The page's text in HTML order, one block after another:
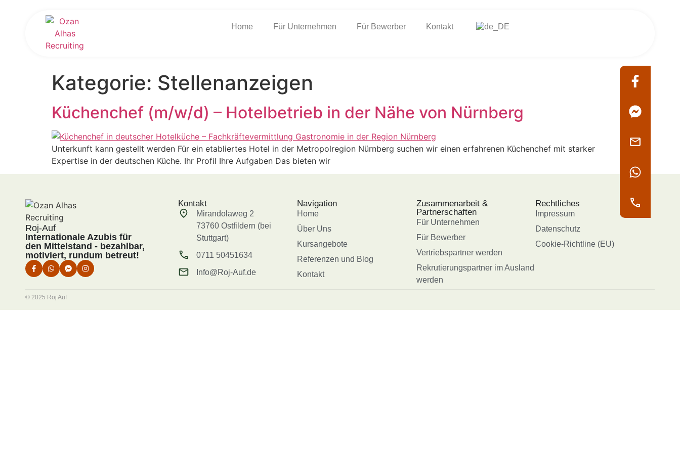
Home Für Unternehmen Für Bewerber Kontakt
Kategorie: Stellenanzeigen
Küchenchef (m/w/d) – Hotelbetrieb in der Nähe von Nürnberg
Unterkunft kann gestellt werden Für ein etabliertes Hotel in der Metropolregion Nürnberg suchen wir einen erfahrenen Küchenchef mit starker
Expertise in der deutschen Küche. Ihr Profil Ihre Aufgaben Das bieten wir
Roj-Auf
Internationale Azubis für
den Mittelstand - bezahlbar,
motiviert, rundum betreut!
Kontakt
Mirandolaweg 2
73760 Ostfildern (bei
Stuttgart)
0711 50451634
Info@Roj-Auf.de
Navigation
Home
Über Uns
Kursangebote
Referenzen und Blog
Kontakt
Zusammenarbeit &
Partnerschaften
Für Unternehmen
Für Bewerber
Vertriebspartner werden
Rekrutierungspartner im Ausland
werden
Rechtliches
Impressum
Datenschutz
Cookie-Richtline (EU)
© 2025 Roj Auf